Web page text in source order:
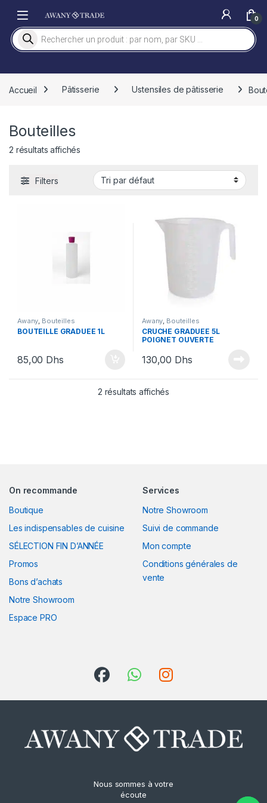
0
Recherche de produits
Accueil Pâtisserie Ustensiles de pâtisserie
Bouteilles
2 résultats affichés
Filters
Awany Bouteilles
BOUTEILLE GRADUEE 1L
85,00 Dhs
Awany Bouteilles
CRUCHE GRADUEE 5L
POIGNET OUVERTE
130,00 Dhs
2 résultats affichés
On recommande
Boutique
Les indispensables de cuisine
SÉLECTION FIN D’ANNÉE
Promos
Bons d’achats
Notre Showroom
Espace PRO
Services
Notre Showroom
Suivi de commande
Mon compte
Conditions générales de
vente
Nous sommes à votre
écoute